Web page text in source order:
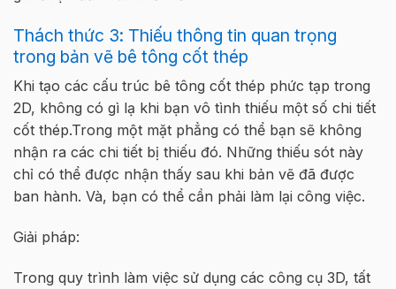
Thách thức 3: Thiếu thông tin quan trọng
trong bản vẽ bê tông cốt thép
Khi tạo các cấu trúc bê tông cốt thép phức tạp trong
2D, không có gì lạ khi bạn vô tình thiếu một số chi tiết
cốt thép.Trong một mặt phẳng có thể bạn sẽ không
nhận ra các chi tiết bị thiếu đó. Những thiếu sót này
chỉ có thể được nhận thấy sau khi bản vẽ đã được
ban hành. Và, bạn có thể cần phải làm lại công việc.
Giải pháp:
Trong quy trình làm việc sử dụng các công cụ 3D, tất